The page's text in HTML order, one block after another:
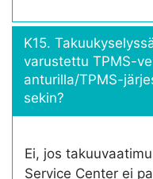
K15.
varustettu TPMS-
anturilla/TPMS-
sekin?
Ei, jos
Service Center ei